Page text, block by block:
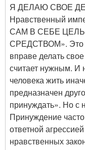
Я ДЕЛАЮ СВОЕ
Нравственный
САМ В СЕБЕ
СРЕДСТВОМ». Это
вправе делать
считает нужным. И
человека жить
предназначен
принуждать». Но с
Принуждение
ответной
нравственных